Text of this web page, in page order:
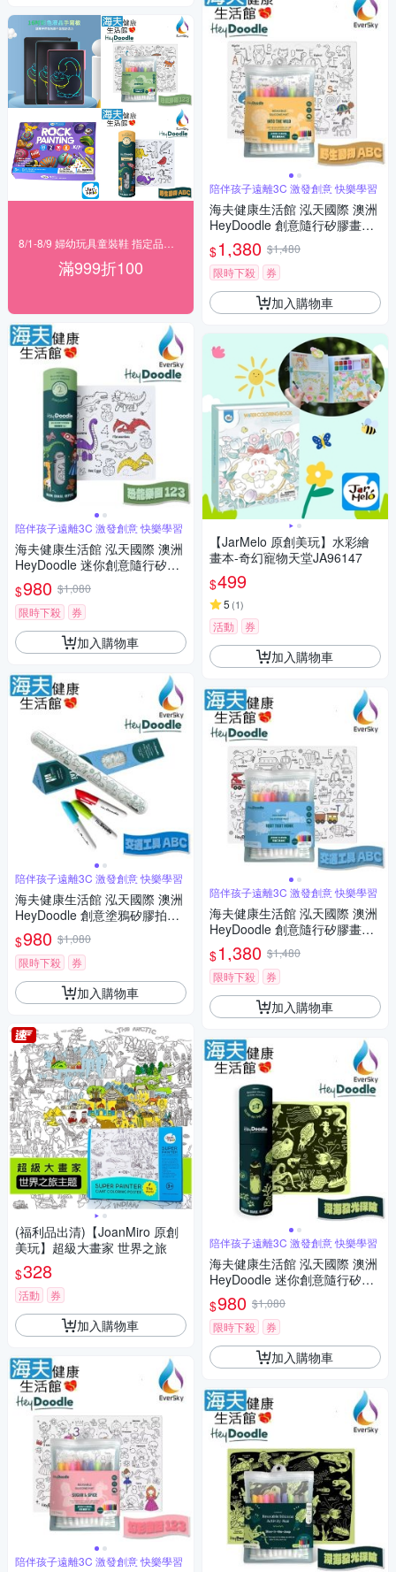
滿999折100
陪伴孩子遠離3C 激發創意 快樂學習
海夫健康生活館 泓天國際 澳洲
HeyDoodle 迷你創意隨行矽膠
畫墊 恐龍樂園 123
$980 $1,080
限時下殺
券
加入購物車
陪伴孩子遠離3C 激發創意 快樂學習
海夫健康生活館 泓天國際 澳洲
HeyDoodle 創意塗鴉矽膠拍拍
手環 交通工具ABC 雙包裝
$980 $1,080
限時下殺
券
加入購物車
(福利品出清)【JoanMiro 原創
美玩】超級大畫家 世界之旅
$328
活動 券
加入購物車
陪伴孩子遠離3C 激發創意 快樂學習
陪伴孩子遠離3C 激發創意 快樂學習
海夫健康生活館 泓天國際 澳洲
HeyDoodle 創意隨行矽膠畫墊
野⽣動物 ABC
$1,380 $1,480
限時下殺
券
加入購物車
【JarMelo 原創美玩】水彩繪
畫本-奇幻寵物天堂JA96147
$499
5 (1)
活動 券
加入購物車
陪伴孩子遠離3C 激發創意 快樂學習
海夫健康生活館 泓天國際 澳洲
HeyDoodle 創意隨行矽膠畫墊
交通工具 ABC
$1,380 $1,480
限時下殺
券
加入購物車
陪伴孩子遠離3C 激發創意 快樂學習
海夫健康生活館 泓天國際 澳洲
HeyDoodle 迷你創意隨行矽膠
畫墊 深海發光探險
$980 $1,080
限時下殺
券
加入購物車